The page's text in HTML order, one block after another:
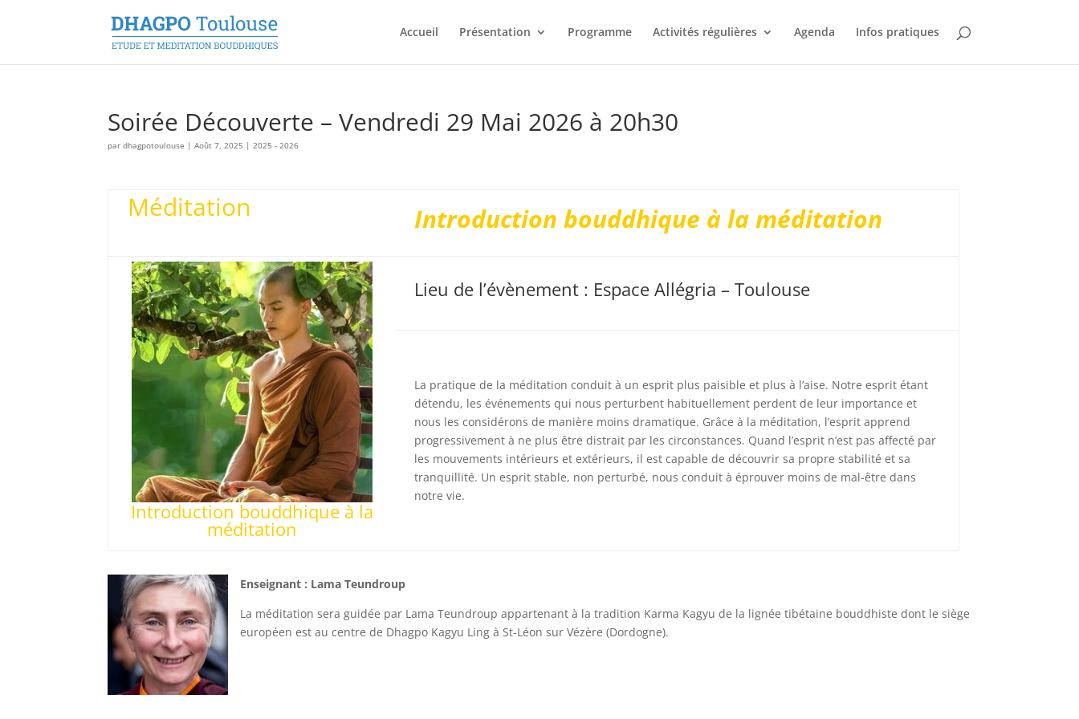
Accueil Présentation Programme Activités régulières Agenda Infos pratiques
Soirée Découverte – Vendredi 29 Mai 2026 à 20h30
pardhagpotoulouse |Août 7, 2025 |2025 - 2026
Méditation Introduction bouddhique à la méditation
Introduction bouddhique à la
méditation
Lieu de l’évènement : Espace Allégria – Toulouse
La pratique de la méditation conduit à un esprit plus paisible et plus à l’aise. Notre esprit étant
détendu, les événements qui nous perturbent habituellement perdent de leur importance et
nous les considérons de manière moins dramatique. Grâce à la méditation, l’esprit apprend
progressivement à ne plus être distrait par les circonstances. Quand l’esprit n’est pas affecté par
les mouvements intérieurs et extérieurs, il est capable de découvrir sa propre stabilité et sa
tranquillité. Un esprit stable, non perturbé, nous conduit à éprouver moins de mal-être dans
notre vie.
Enseignant : Lama Teundroup
La méditation sera guidée par Lama Teundroup appartenant à la tradition Karma Kagyu de la lignée tibétaine bouddhiste dont le siège
européen est au centre de Dhagpo Kagyu Ling à St-Léon sur Vézère (Dordogne).